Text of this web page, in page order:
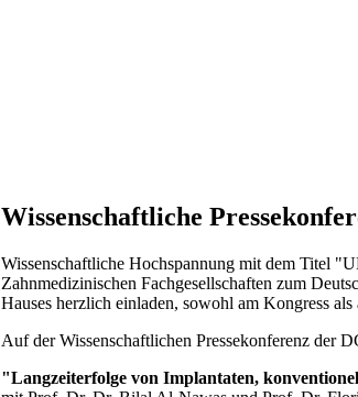
Wissenschaftliche
Wissenschaftliche Hochspannung mit dem Titel
Zahnmedizinischen Fachgesellschaften zum
Hauses herzlich einladen, sowohl am Kongress
Auf der Wissenschaftlichen Pressekonferenz der
"Langzeiterfolge von Implantaten,